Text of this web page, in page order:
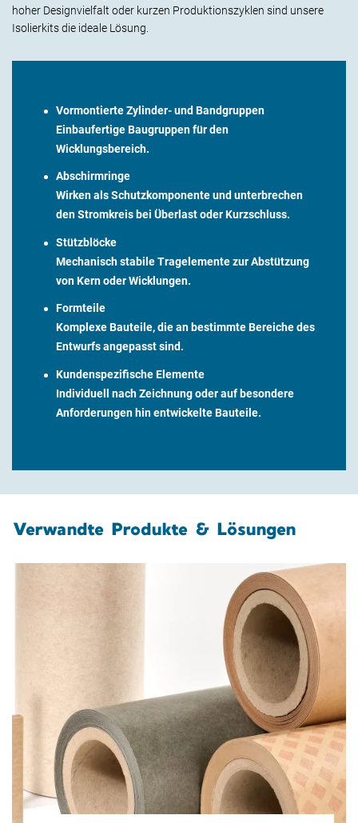
hoher Designvielfalt oder kurzen Produktionszyklen sind unsere
Isolierkits die ideale Lösung.
Vormontierte Zylinder- und Bandgruppen
Einbaufertige Baugruppen für den
Wicklungsbereich.
Abschirmringe
Wirken als Schutzkomponente und unterbrechen
den Stromkreis bei Überlast oder Kurzschluss.
Stützblöcke
Mechanisch stabile Tragelemente zur Abstützung
von Kern oder Wicklungen.
Formteile
Komplexe Bauteile, die an bestimmte Bereiche des
Entwurfs angepasst sind.
Kundenspezifische Elemente
Individuell nach Zeichnung oder auf besondere
Anforderungen hin entwickelte Bauteile.
Verwandte Produkte & Lösungen